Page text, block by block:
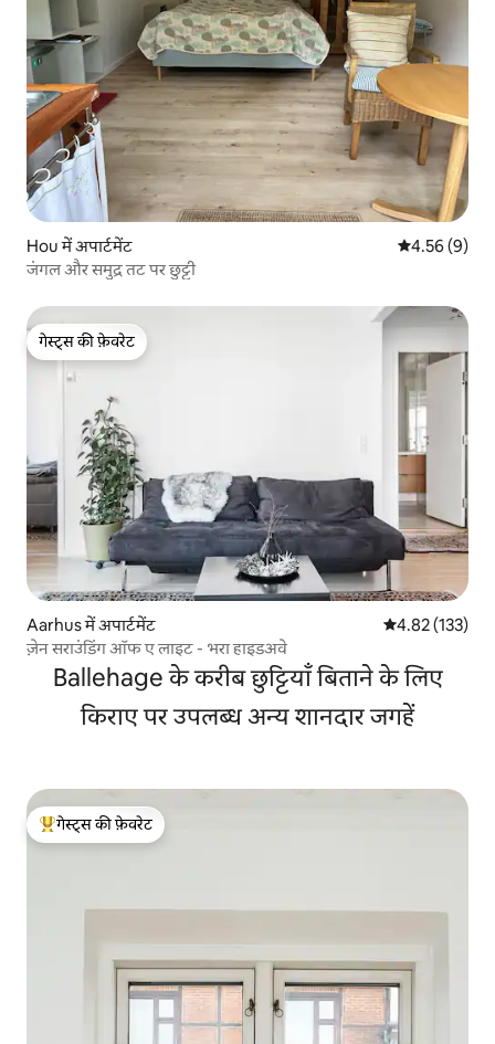
Hou में अपार्टमेंट औसत रेटिंग 5 में
4.56 (9)
जंगल और समुद्र तट पर छुट्टी
गेस्ट्स की फ़ेवरेट
गेस्ट्स की फ़ेवरेट
Aarhus में अपार्टमेंट औसत रेटिंग 5 में से
4.82 (133)
ज़ेन सराउंडिंग ऑफ ए लाइट - भरा हाइडअवे
Ballehage के करीब छुट्टियाँ बिताने के लिए
किराए पर उपलब्ध अन्य शानदार जगहें
गेस्ट्स का टॉप फ़ेवरेट
गेस्ट्स की फ़ेवरेट